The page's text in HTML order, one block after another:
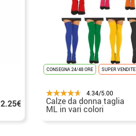
2.25€
CONSEGNA 24/48 ORE SUPER VENDITE
4.34/5.00
Calze da donna taglia
ML in vari colori